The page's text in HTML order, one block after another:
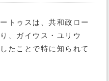
トゥスは、共和政ロー
、ガイウス・ユリウ
たことで特に知られて